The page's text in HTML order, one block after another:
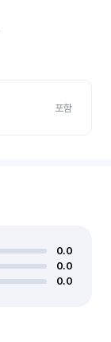
포함
0.0
0.0
0.0